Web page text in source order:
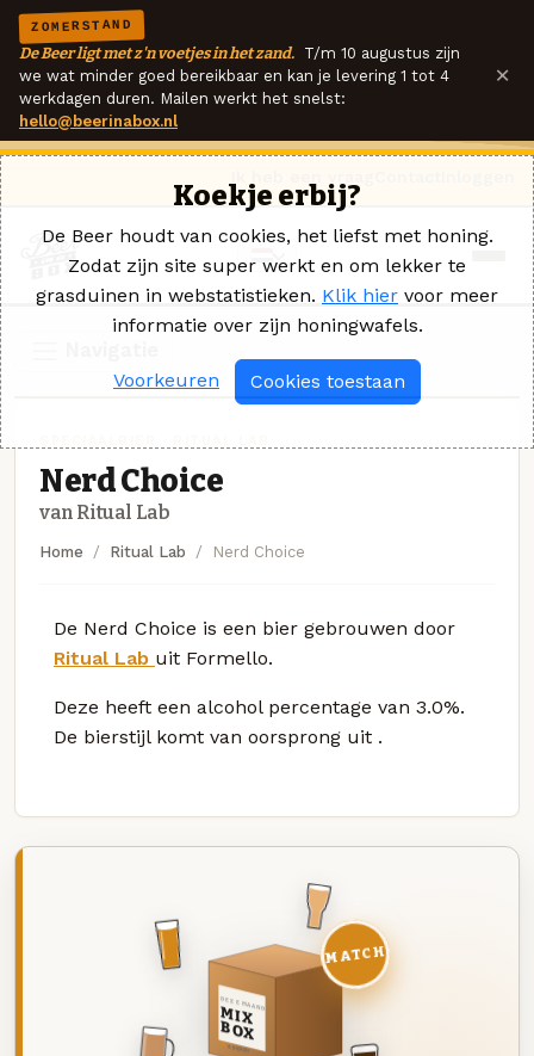
ZOMERSTAND
De Beer ligt met z'n voetjes in het zand. T/m 10 augustus zijn
we wat minder goed bereikbaar en kan je levering 1 tot 4
werkdagen duren. Mailen werkt het snelst:
hello@beerinabox.nl
×
Nerd Choice
van Ritual Lab
Home Ritual Lab Nerd Choice
De Nerd Choice is een bier gebrouwen door
Ritual Lab uit Formello.
Deze heeft een alcohol percentage van 3.0%.
De bierstijl komt van oorsprong uit .
DEZE MAAND
MIX
BOX
8 BIEREN
MATCH
Koekje erbij?
De Beer houdt van cookies, het liefst met honing.
Zodat zijn site super werkt en om lekker te
grasduinen in webstatistieken. Klik hier voor meer
informatie over zijn honingwafels.
Voorkeuren Cookies toestaan